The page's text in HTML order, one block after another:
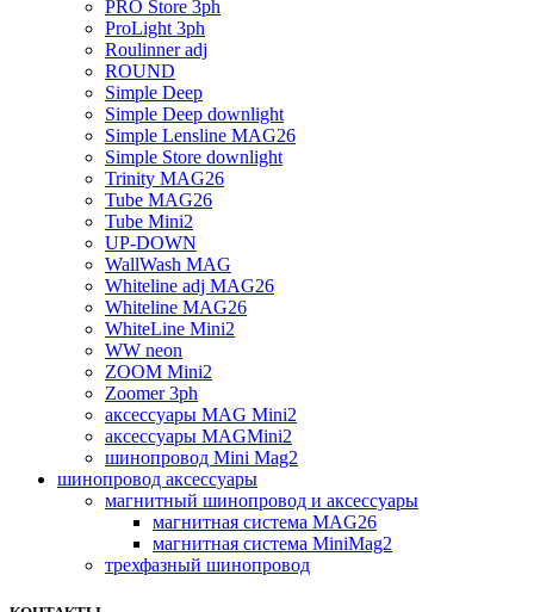
PRO Store 3ph
ProLight 3ph
Roulinner adj
ROUND
Simple Deep
Simple Deep downlight
Simple Lensline MAG26
Simple Store downlight
Trinity MAG26
Tube MAG26
Tube Mini2
UP-DOWN
WallWash MAG
Whiteline adj MAG26
Whiteline MAG26
WhiteLine Mini2
WW neon
ZOOM Mini2
Zoomer 3ph
аксессуары MAG Mini2
аксессуары MAGMini2
шинопровод Mini Mag2
шинопровод аксессуары
магнитный шинопровод и аксессуары
магнитная система MAG26
магнитная система MiniMag2
трехфазный шинопровод